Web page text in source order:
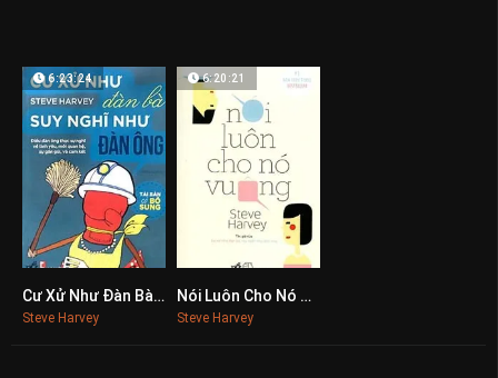
0
6:23:24
Cư Xử Như Đàn Bà Suy Nghĩ Như Đàn Ông
Steve Harvey
0
6:20:21
Nói Luôn Cho Nó Vuông
Steve Harvey